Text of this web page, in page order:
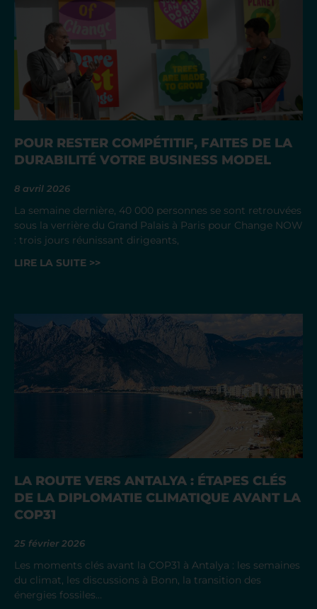
POUR RESTER COMPÉTITIF, FAITES DE LA
DURABILITÉ VOTRE BUSINESS MODEL
8 avril 2026
La semaine dernière, 40 000 personnes se sont retrouvées
sous la verrière du Grand Palais à Paris pour Change NOW
: trois jours réunissant dirigeants,
LIRE LA SUITE >>
LA ROUTE VERS ANTALYA : ÉTAPES CLÉS
DE LA DIPLOMATIE CLIMATIQUE AVANT LA
COP31
25 février 2026
Les moments clés avant la COP31 à Antalya : les semaines
du climat, les discussions à Bonn, la transition des
énergies fossiles…